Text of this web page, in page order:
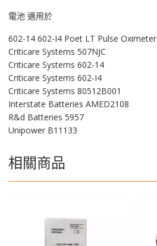
電池 適用於
602-14 602-I4 Poet LT Pulse Oximeter
Criticare Systems 507NJC
Criticare Systems 602-14
Criticare Systems 602-I4
Criticare Systems 80512B001
Interstate Batteries AMED2108
R&d Batteries 5957
Unipower B11133
相關商品